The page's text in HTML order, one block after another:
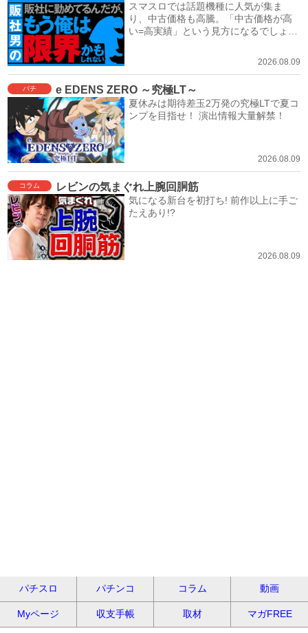
スマスロでは話題機種に人気が集ま
り、中古価格も高騰。「中古価格が高
い=高実績」という見方になるでしょ
2026.08.09
パチ e EDENS ZERO ～究極LT～
夏休みは期待差玉2万発の究極LTで夏コ
ンプを目指せ！ 演出情報大量解禁！
2026.08.09
コラム レビンの気まぐれ上腕回胴筋
気になる新台を初打ち! 前作以上に手ご
たえあり!?
2026.08.09
パチスロ パチンコ コラム 動画
Myページ 収支手帳 取材 マガFREE